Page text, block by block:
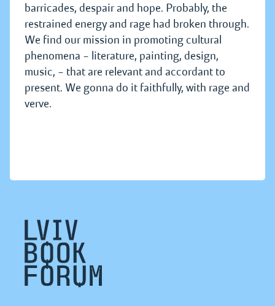
barricades, despair and hope. Probably, the
restrained energy and rage had broken through.
We find our mission in promoting cultural
phenomena – literature, painting, design,
music, – that are relevant and accordant to
present. We gonna do it faithfully, with rage and
verve.